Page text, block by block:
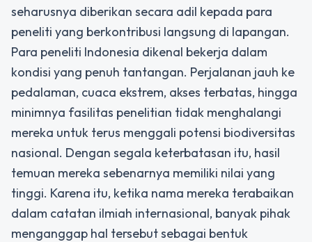
seharusnya diberikan secara adil kepada para
peneliti yang berkontribusi langsung di lapangan.
Para peneliti Indonesia dikenal bekerja dalam
kondisi yang penuh tantangan. Perjalanan jauh ke
pedalaman, cuaca ekstrem, akses terbatas, hingga
minimnya fasilitas penelitian tidak menghalangi
mereka untuk terus menggali potensi biodiversitas
nasional. Dengan segala keterbatasan itu, hasil
temuan mereka sebenarnya memiliki nilai yang
tinggi. Karena itu, ketika nama mereka terabaikan
dalam catatan ilmiah internasional, banyak pihak
menganggap hal tersebut sebagai bentuk